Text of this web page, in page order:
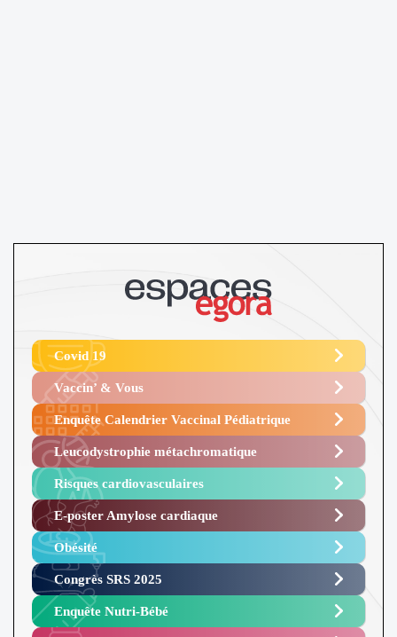
Covid 19
Vaccin’ & Vous
Enquête Calendrier Vaccinal Pédiatrique
Leucodystrophie métachromatique
Risques cardiovasculaires
E-poster Amylose cardiaque ​
Obésité ​
Congrès SRS 2025 ​
Enquête Nutri-Bébé ​